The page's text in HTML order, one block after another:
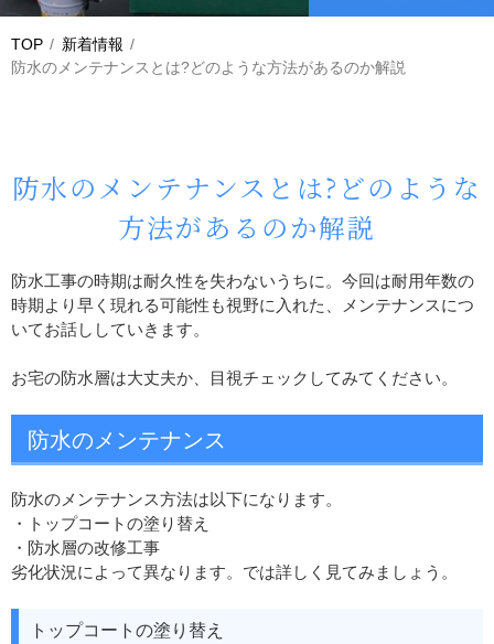
TOP
新着情報
防水のメンテナンスとは?どのような方法があるのか解説
防水のメンテナンスとは?どのような
方法があるのか解説
防水工事の時期は耐久性を失わないうちに。今回は耐用年数の
時期より早く現れる可能性も視野に入れた、メンテナンスにつ
いてお話ししていきます。
お宅の防水層は大丈夫か、目視チェックしてみてください。
防水のメンテナンス
防水のメンテナンス方法は以下になります。
・トップコートの塗り替え
・防水層の改修工事
劣化状況によって異なります。では詳しく見てみましょう。
トップコートの塗り替え